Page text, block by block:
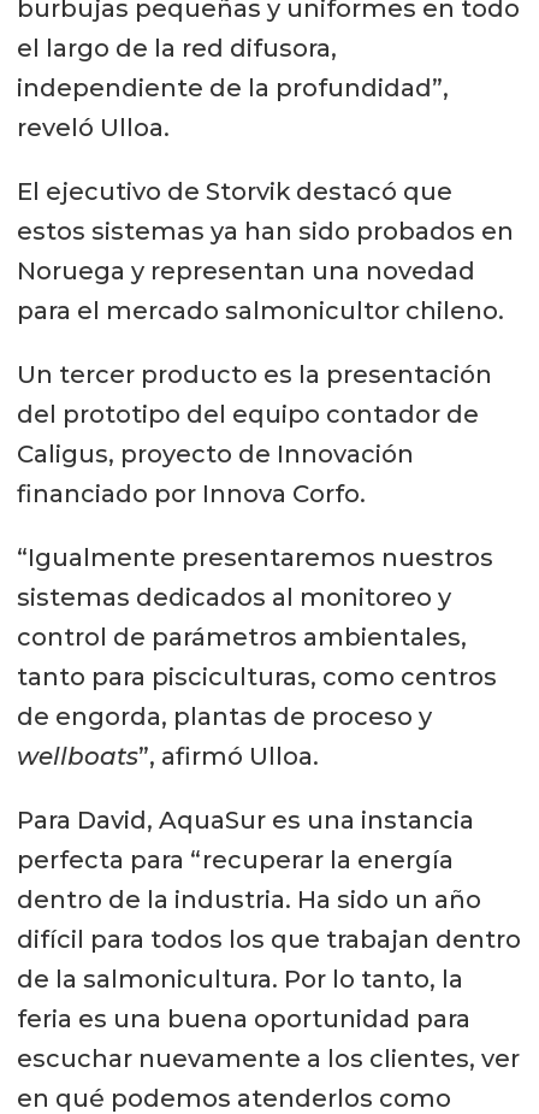
burbujas pequeñas y uniformes en todo
el largo de la red difusora,
independiente de la profundidad”,
reveló Ulloa.
El ejecutivo de Storvik destacó que
estos sistemas ya han sido probados en
Noruega y representan una novedad
para el mercado salmonicultor chileno.
Un tercer producto es la presentación
del prototipo del equipo contador de
Caligus, proyecto de Innovación
financiado por Innova Corfo.
“Igualmente presentaremos nuestros
sistemas dedicados al monitoreo y
control de parámetros ambientales,
tanto para pisciculturas, como centros
de engorda, plantas de proceso y
wellboats”, afirmó Ulloa.
Para David, AquaSur es una instancia
perfecta para “recuperar la energía
dentro de la industria. Ha sido un año
difícil para todos los que trabajan dentro
de la salmonicultura. Por lo tanto, la
feria es una buena oportunidad para
escuchar nuevamente a los clientes, ver
en qué podemos atenderlos como